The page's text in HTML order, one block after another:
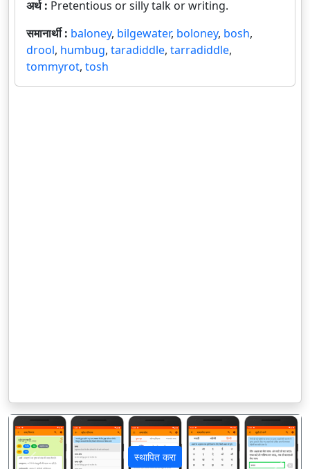
अर्थ : Pretentious or silly talk or writing.
समानार्थी : baloney, bilgewater, boloney, bosh,
drool, humbug, taradiddle, tarradiddle,
tommyrot, tosh
स्थापित करा